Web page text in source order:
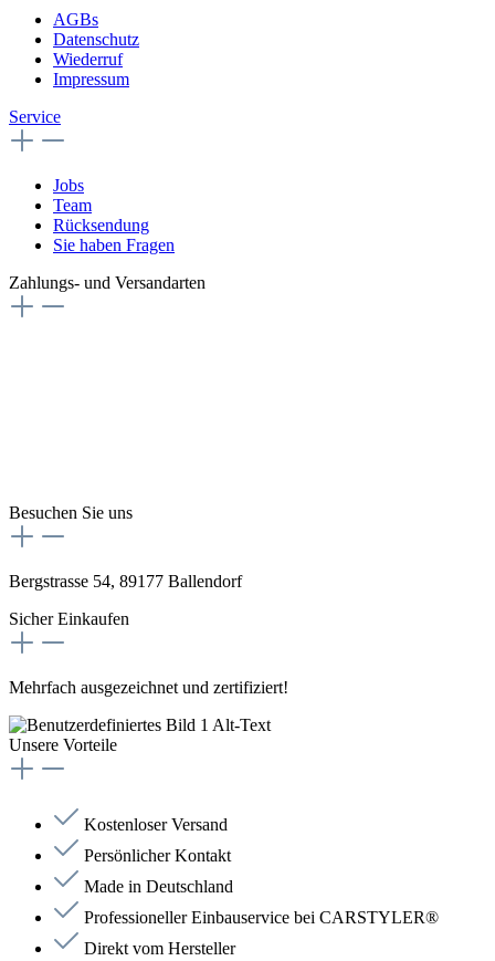
AGBs
Datenschutz
Wiederruf
Impressum
Service
Jobs
Team
Rücksendung
Sie haben Fragen
Zahlungs- und Versandarten
Besuchen Sie uns
Bergstrasse 54, 89177 Ballendorf
Sicher Einkaufen
Mehrfach ausgezeichnet und zertifiziert!
Unsere Vorteile
Kostenloser Versand
Persönlicher Kontakt
Made in Deutschland
Professioneller Einbauservice bei CARSTYLER®
Direkt vom Hersteller